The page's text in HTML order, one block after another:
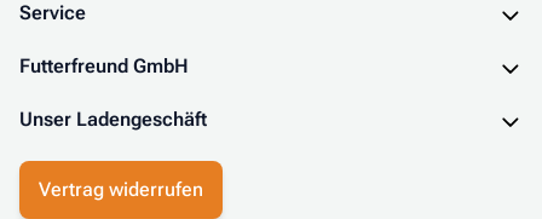
Service
Futterfreund GmbH
Unser Ladengeschäft
Vertrag widerrufen